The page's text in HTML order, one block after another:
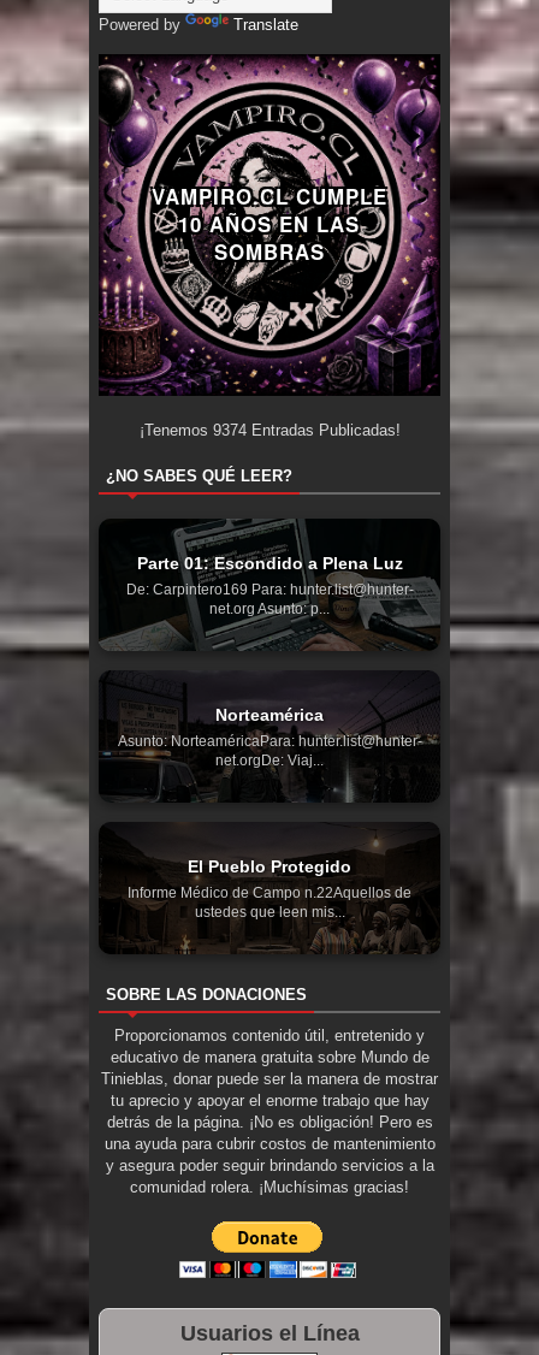
Powered by Translate
VAMPIRO.CL CUMPLE
10 AÑOS EN LAS
SOMBRAS
¡Tenemos 9374Entradas Publicadas!
¿NO SABES QUÉ LEER?
Parte 01: Escondido a Plena Luz
De: Carpintero169 Para: hunter.list@hunter-
net.org Asunto: p...
Norteamérica
Asunto: NorteaméricaPara: hunter.list@hunter-
net.orgDe: Viaj...
El Pueblo Protegido
Informe Médico de Campo n.22Aquellos de
ustedes que leen mis...
SOBRE LAS DONACIONES
Proporcionamos contenido útil, entretenido y
educativo de manera gratuita sobre Mundo de
Tinieblas, donar puede ser la manera de mostrar
tu aprecio y apoyar el enorme trabajo que hay
detrás de la página. ¡No es obligación! Pero es
una ayuda para cubrir costos de mantenimiento
y asegura poder seguir brindando servicios a la
comunidad rolera. ¡Muchísimas gracias!
Usuarios el Línea